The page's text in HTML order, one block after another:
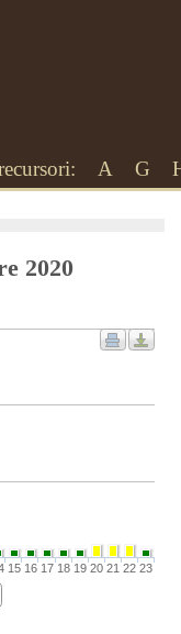
A G
2020
15 16 17 18 19 20 21 22 23